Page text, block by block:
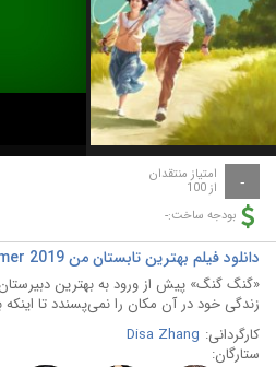
- امتیاز منتقدان
از 100
بودجه ساخت:-
دانلود فیلم بهترین تابستان من My Best Summer 2019
«گنگ گنگ» پیش از ورود به بهترین
زندگی خود در آن مکان را نمی‌پسندد تا
کارگردانی: Disa Zhang
ستارگان: